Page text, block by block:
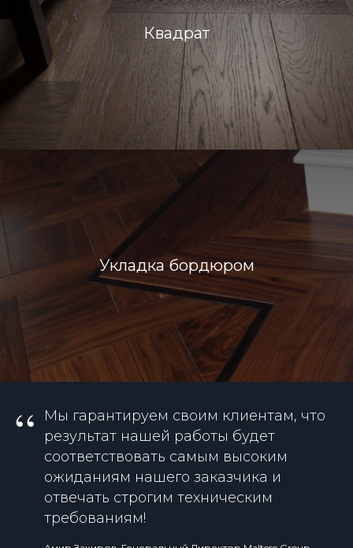
Квадрат
Укладка бордюром
“
Мы гарантируем своим клиентам, что
результат нашей работы будет
соответствовать самым высоким
ожиданиям нашего заказчика и
отвечать строгим техническим
требованиям!